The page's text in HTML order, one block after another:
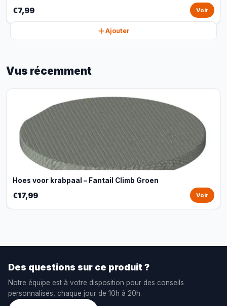
€7,99 Voir
Ajouter
Vus récemment
Hoes voor krabpaal – Fantail Climb Groen
€17,99 Voir
Des questions sur ce produit ?
Notre équipe est à votre disposition pour des conseils
personnalisés, chaque jour de 10h à 20h.